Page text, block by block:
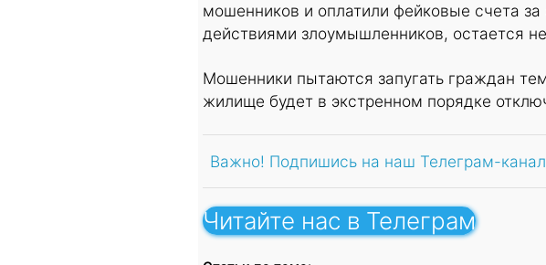
мошенников и оплатили фейковые счета
действиями злоумышленников, остается
Мошенники пытаются запугать граждан
жилище будет в экстренном порядке
Важно! Подпишись на наш Телеграм-канал
Читайте нас в Телеграм